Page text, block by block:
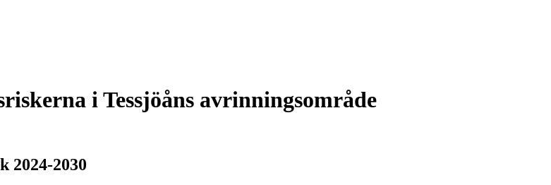
i Tessjöåns avrinningsområde
2024-2030